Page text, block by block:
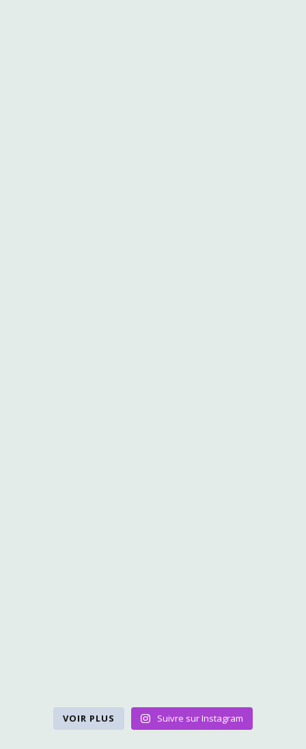
VOIR PLUS Suivre sur Instagram